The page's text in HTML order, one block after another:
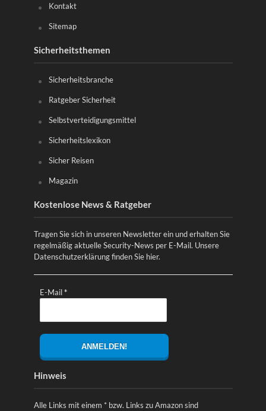
Kontakt
Sitemap
Sicherheitsthemen
Sicherheitsbranche
Ratgeber Sicherheit
Selbstverteidigungsmittel
Sicherheitslexikon
Sicher Reisen
Magazin
Kostenlose News & Ratgeber
Tragen Sie sich in unseren Newsletter ein und erhalten Sie
regelmäßig aktuelle Security-News per E-Mail. Unsere
Datenschutzerklärung finden Sie hier.
E-Mail*
Hinweis
Alle Links mit einem * bzw. Links zu Amazon sind